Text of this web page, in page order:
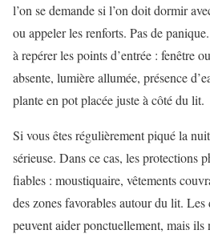
l’on se demande si l’on doit dormir
ou appeler les renforts. Pas de
à repérer les points d’entrée : fenêtre
absente, lumière allumée, présence
plante en pot placée juste à côté du lit.
Si vous êtes régulièrement piqué la
sérieuse. Dans ce cas, les protections
fiables : moustiquaire, vêtements
des zones favorables autour du lit.
peuvent aider ponctuellement, mais ils